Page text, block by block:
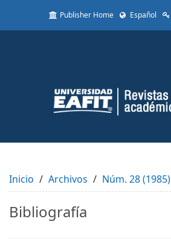
to
Content
Sidebar
Publisher Home Español
Inicio Archivos Núm. 28 (1985)
Bibliografía